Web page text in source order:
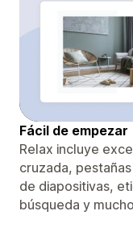
Fácil de empezar
Relax incluye
cruzada,
de diapositivas,
búsqueda y